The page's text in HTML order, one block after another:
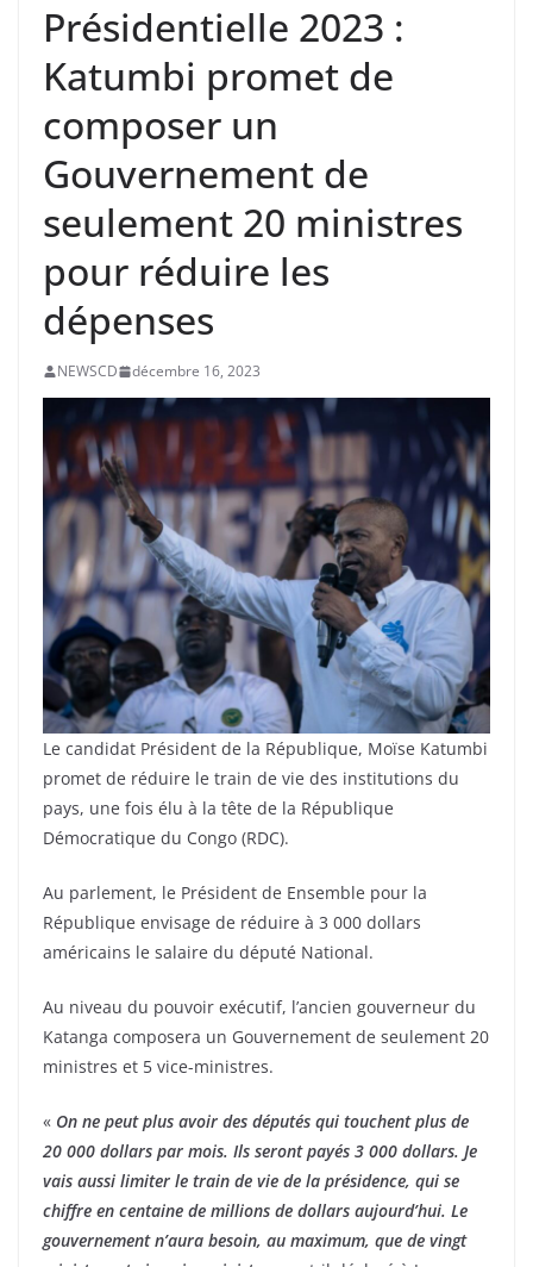
Présidentielle 2023 :
Katumbi promet de
composer un
Gouvernement de
seulement 20 ministres
pour réduire les
dépenses
NEWSCD décembre 16, 2023
Le candidat Président de la République, Moïse Katumbi
promet de réduire le train de vie des institutions du
pays, une fois élu à la tête de la République
Démocratique du Congo (RDC).
Au parlement, le Président de Ensemble pour la
République envisage de réduire à 3 000 dollars
américains le salaire du député National.
Au niveau du pouvoir exécutif, l’ancien gouverneur du
Katanga composera un Gouvernement de seulement 20
ministres et 5 vice-ministres.
« On ne peut plus avoir des députés qui touchent plus de
20 000 dollars par mois. Ils seront payés 3 000 dollars. Je
vais aussi limiter le train de vie de la présidence, qui se
chiffre en centaine de millions de dollars aujourd’hui. Le
gouvernement n’aura besoin, au maximum, que de vingt